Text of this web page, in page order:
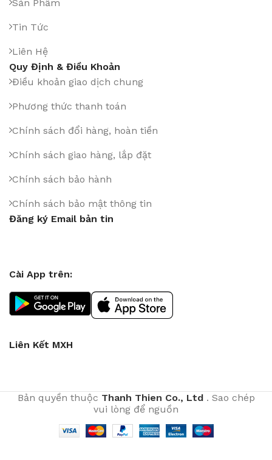
Sản Phẩm
Tin Tức
Liên Hệ
Quy Định & Điều Khoản
Điều khoản giao dịch chung
Phương thức thanh toán
Chính sách đổi hàng, hoàn tiền
Chính sách giao hàng, lắp đặt
Chính sách bảo hành
Chính sách bảo mật thông tin
Đăng ký Email bản tin
Cài App trên:
Liên Kết MXH
Bản quyền thuộc Thanh Thien Co., Ltd. Sao chép
vui lòng để nguồn